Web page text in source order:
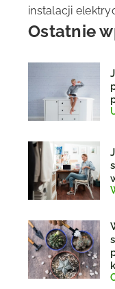
instalacji
Ostatnie